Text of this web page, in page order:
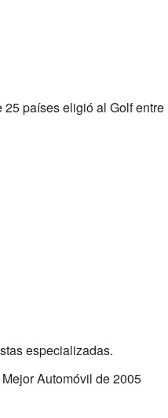
países eligió al Golf entre
especializadas.
Automóvil de 2005